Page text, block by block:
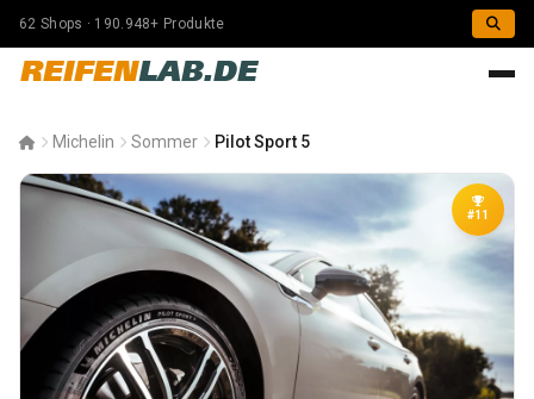
62 Shops · 190.948+ Produkte
REIFENLAB.DE
Michelin Sommer Pilot Sport 5
#11